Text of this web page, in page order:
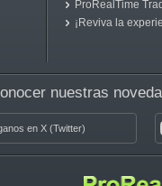
ProRealTime
¡Reviva la
nuestras
en X (Twitter)